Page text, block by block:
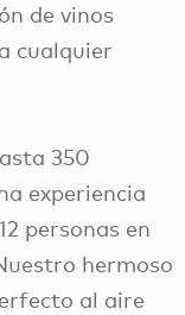
de vinos
cualquier
350
experiencia
personas en
hermoso
al aire